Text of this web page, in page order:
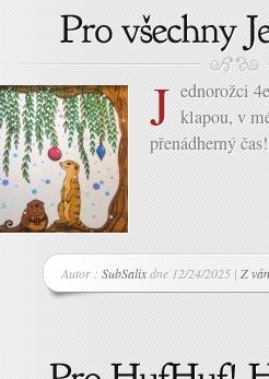
J ednorožci
klapou, v
přenádherný čas!
Autor : SubSalixdne 12/24/2025 | Z